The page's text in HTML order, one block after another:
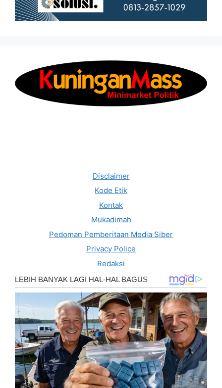
Disclaimer
Kode Etik
Kontak
Mukadimah
Pedoman Pemberitaan Media Siber
Privacy Police
Redaksi